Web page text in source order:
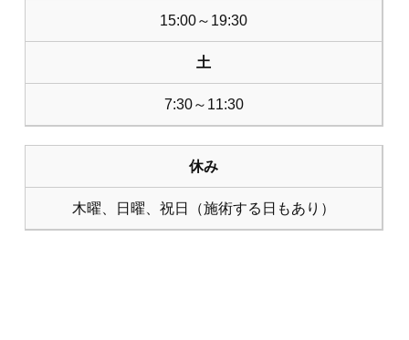
15:00～19:30
土
7:30～11:30
休み
木曜、日曜、祝日（施術する日もあり）